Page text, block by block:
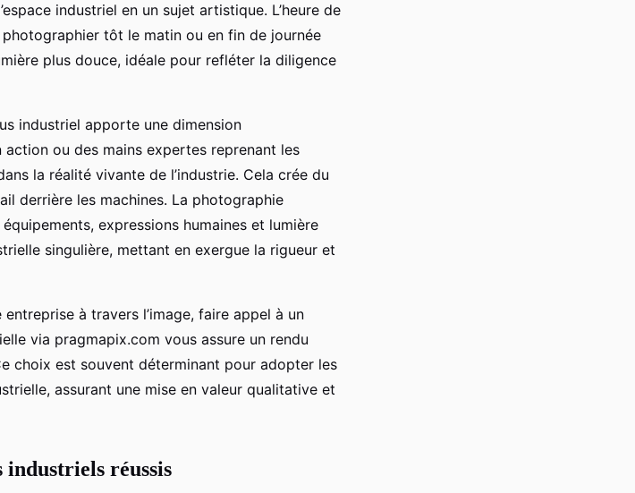
industriel en un sujet artistique. L’heure de
tôt le matin ou en fin de journée
plus douce, idéale pour refléter la diligence
industriel apporte une dimension
ou des mains expertes reprenant les
la réalité vivante de l’industrie. Cela crée du
derrière les machines. La photographie
expressions humaines et lumière
singulière, mettant en exergue la rigueur et
à travers l’image, faire appel à un
via pragmapix.com vous assure un rendu
choix est souvent déterminant pour adopter les
assurant une mise en valeur qualitative et
industriels réussis